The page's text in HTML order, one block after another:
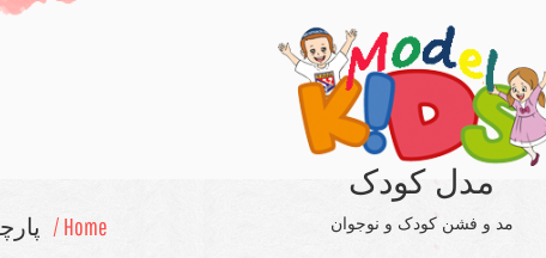
مدل کودک
مد و فشن کودک و نوجوان Home /